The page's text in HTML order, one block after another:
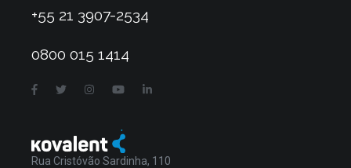
+55 21 3907-2534
0800 015 1414
Rua Cristóvão Sardinha, 110